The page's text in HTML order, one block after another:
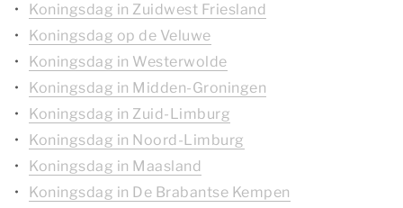
Koningsdag in Zuidwest Friesland
Koningsdag op de Veluwe
Koningsdag in Westerwolde
Koningsdag in Midden-Groningen
Koningsdag in Zuid-Limburg
Koningsdag in Noord-Limburg
Koningsdag in Maasland
Koningsdag in De Brabantse Kempen